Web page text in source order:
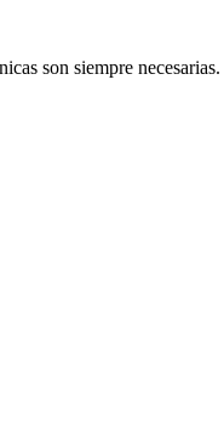
son siempre necesarias.